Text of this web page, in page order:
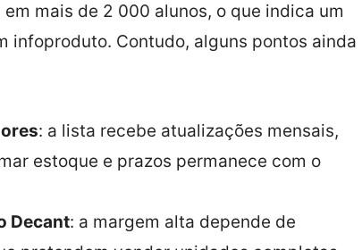
mais de 2 000 alunos, o que indica um
infoproduto. Contudo, alguns pontos ainda
: a lista recebe atualizações mensais,
estoque e prazos permanece com o
Decant: a margem alta depende de